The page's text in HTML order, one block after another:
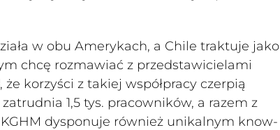
w obu Amerykach, a Chile traktuje jako
chcę rozmawiać z przedstawicielami
korzyści z takiej współpracy czerpią
1,5 tys. pracowników, a razem z
dysponuje również unikalnym know-